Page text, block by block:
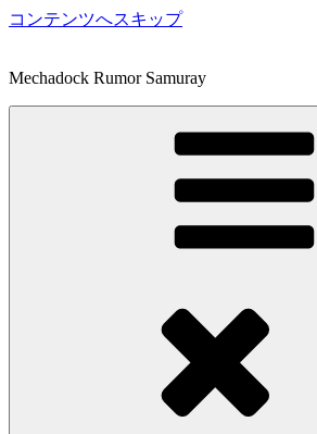
コンテンツへスキップ
Mechadock Rumor Samuray